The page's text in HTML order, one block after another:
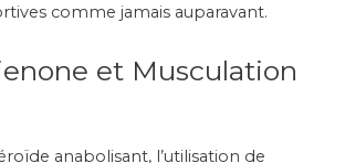
comme jamais auparavant.
et Musculation
anabolisant, l’utilisation de